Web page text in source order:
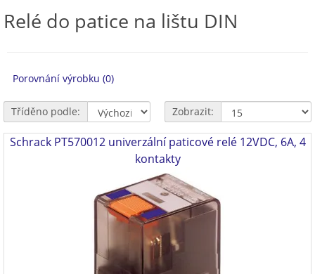
Relé do patice na lištu DIN
Porovnání výrobku (0)
Tříděno podle: Zobrazit:
Schrack PT570012 univerzální paticové relé 12VDC, 6A, 4
kontakty